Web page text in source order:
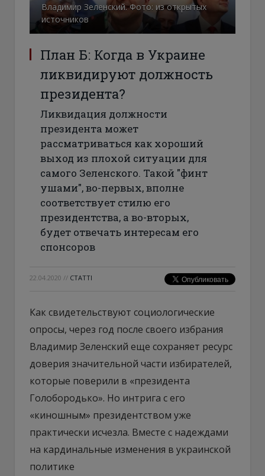
Владимир Зеленский. Фото: из открытых
источников
План Б: Когда в Украине
ликвидируют должность
президента?
Ликвидация должности
президента может
рассматриваться как хороший
выход из плохой ситуации для
самого Зеленского. Такой "финт
ушами", во-первых, вполне
соответствует стилю его
президентства, а во-вторых,
будет отвечать интересам его
спонсоров
22.04.2020 // СТАТТІ
Как свидетельствуют социологические
опросы, через год после своего избрания
Владимир Зеленский еще сохраняет ресурс
доверия значительной части избирателей,
которые поверили в «президента
Голобородько». Но интрига с его
«киношным» президентством уже
практически исчезла. Вместе с надеждами
на кардинальные изменения в украинской
политике